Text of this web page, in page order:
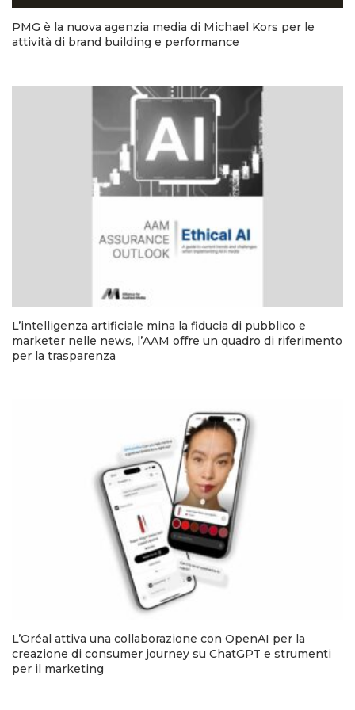
PMG è la nuova agenzia media di Michael Kors per le
attività di brand building e performance
L’intelligenza artificiale mina la fiducia di pubblico e
marketer nelle news, l’AAM offre un quadro di riferimento
per la trasparenza
L’Oréal attiva una collaborazione con OpenAI per la
creazione di consumer journey su ChatGPT e strumenti
per il marketing